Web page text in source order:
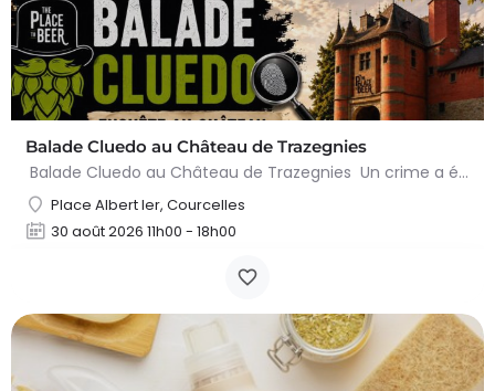
Balade Cluedo au Château de Trazegnies
Balade Cluedo au Château de Trazegnies Un crime a été commis au Château de Trazegnies… À vous de résoudre…
Place Albert Ier, Courcelles
30 août 2026 11h00 - 18h00